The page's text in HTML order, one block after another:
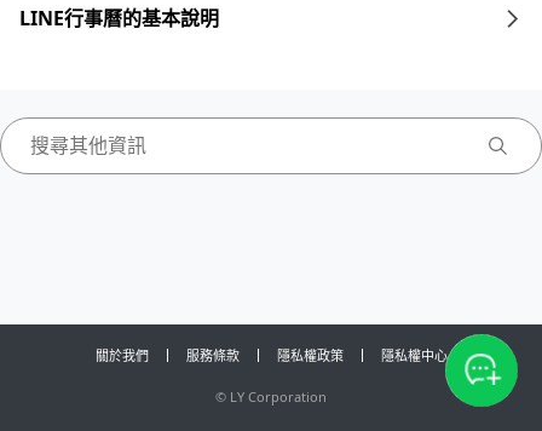
LINE行事曆的基本說明
關於我們 服務條款 隱私權政策 隱私權中心
© LY Corporation